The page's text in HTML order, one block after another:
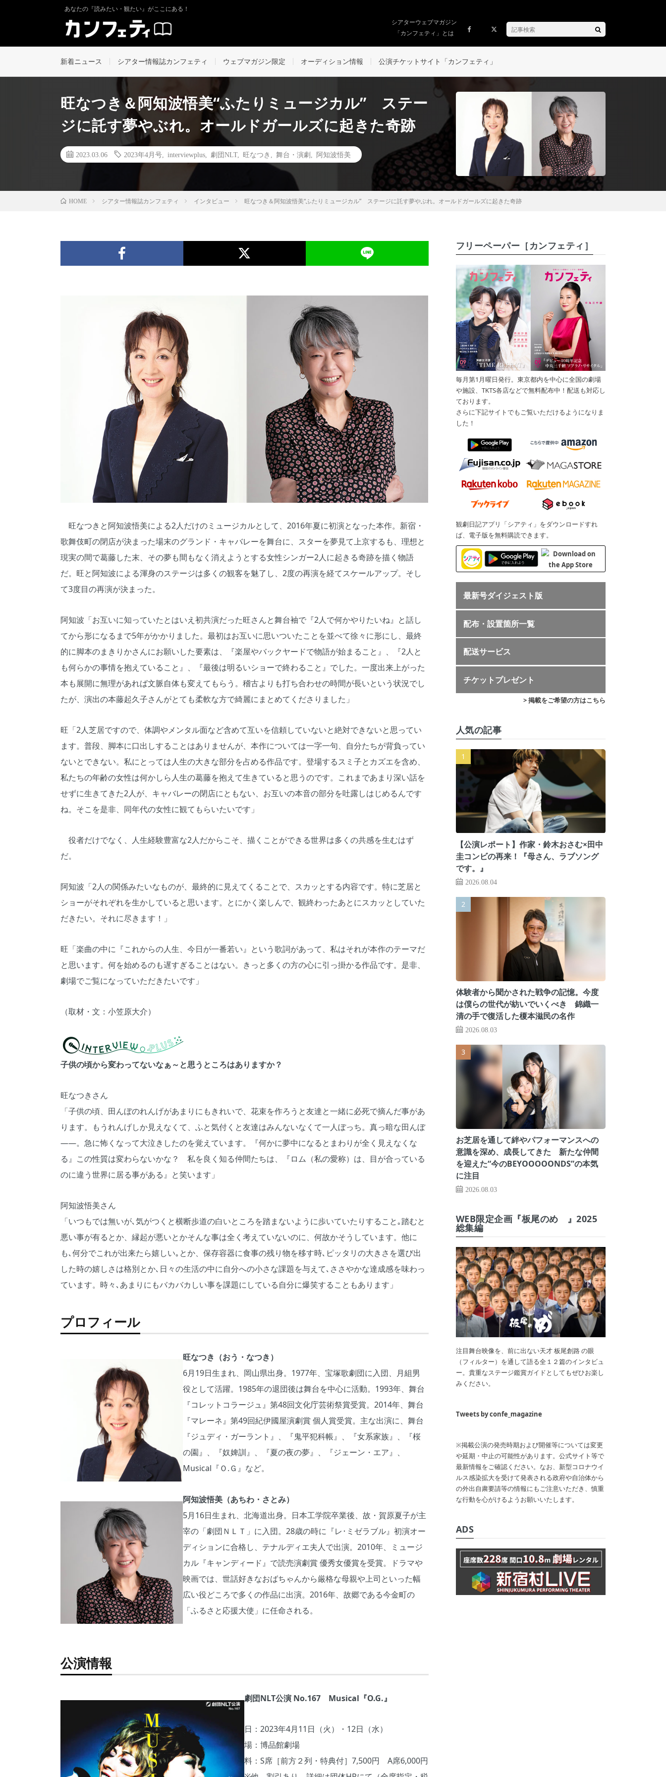
あなたの『読みたい・観たい』がここにある！
シアターウェブマガジン
「カンフェティ」とは
新着ニュース シアター情報誌カンフェティ ウェブマガジン限定 オーディション情報 公演チケットサイト「カンフェティ」
旺なつき＆阿知波悟美“ふたりミュージカル” ステー
ジに託す夢やぶれ。オールドガールズに起きた奇跡
2023.03.06 2023年4月号 interviewplus 劇団NLT, 旺なつき 舞台・演劇 阿知波悟美
HOME シアター情報誌カンフェティ インタビュー 旺なつき＆阿知波悟美“ふたりミュージカル” ステージに託す夢やぶれ。オールドガールズに起きた奇跡
旺なつきと阿知波悟美による2人だけのミュージカルとして、2016年夏に初演となった本作。新宿・
歌舞伎町の閉店が決まった場末のグランド・キャバレーを舞台に、スターを夢見て上京するも、理想と
現実の間で葛藤した末、その夢も間もなく消えようとする女性シンガー2人に起きる奇跡を描く物語
だ。旺と阿知波による渾身のステージは多くの観客を魅了し、2度の再演を経てスケールアップ。そし
て3度目の再演が決まった。
阿知波「お互いに知っていたとはいえ初共演だった旺さんと舞台袖で『2人で何かやりたいね』と話し
てから形になるまで5年がかかりました。最初はお互いに思いついたことを並べて徐々に形にし、最終
的に脚本のまきりかさんにお願いした要素は、『楽屋やバックヤードで物語が始まること』、『2人と
も何らかの事情を抱えていること』、『最後は明るいショーで終わること』でした。一度出来上がった
本も展開に無理があれば文脈自体も変えてもらう。稽古よりも打ち合わせの時間が長いという状況でし
たが、演出の本藤起久子さんがとても柔軟な方で綺麗にまとめてくださりました」
旺「2人芝居ですので、体調やメンタル面など含めて互いを信頼していないと絶対できないと思ってい
ます。普段、脚本に口出しすることはありませんが、本作については一字一句、自分たちが背負ってい
ないとできない。私にとっては人生の大きな部分を占める作品です。登場するスミ子とカズエを含め、
私たちの年齢の女性は何かしら人生の葛藤を抱えて生きていると思うのです。これまであまり深い話を
せずに生きてきた2人が、キャバレーの閉店にともない、お互いの本音の部分を吐露しはじめるんです
ね。そこを是非、同年代の女性に観てもらいたいです」
役者だけでなく、人生経験豊富な2人だからこそ、描くことができる世界は多くの共感を生むはず
だ。
阿知波「2人の関係みたいなものが、最終的に見えてくることで、スカッとする内容です。特に芝居と
ショーがそれぞれを生かしていると思います。とにかく楽しんで、観終わったあとにスカッとしていた
だきたい。それに尽きます！」
旺「楽曲の中に『これからの人生、今日が一番若い』という歌詞があって、私はそれが本作のテーマだ
と思います。何を始めるのも遅すぎることはない。きっと多くの方の心に引っ掛かる作品です。是非、
劇場でご覧になっていただきたいです」
（取材・文：小笠原大介）
子供の頃から変わってないなぁ～と思うところはありますか？
旺なつきさん
「子供の頃、田んぼのれんげがあまりにもきれいで、花束を作ろうと友達と一緒に必死で摘んだ事があ
ります。もうれんげしか見えなくて、ふと気付くと友達はみんないなくて一人ぼっち。真っ暗な田んぼ
――。急に怖くなって大泣きしたのを覚えています。『何かに夢中になるとまわりが全く見えなくな
る』この性質は変わらないかな？ 私を良く知る仲間たちは、『ロム（私の愛称）は、目が合っている
のに違う世界に居る事がある』と笑います」
阿知波悟美さん
「いつもでは無いが､気がつくと横断歩道の白いところを踏まないように歩いていたりすること｡踏むと
悪い事が有るとか、縁起が悪いとかそんな事は全く考えていないのに、何故かそうしています。他に
も､何分でこれが出来たら嬉しい｡とか、保存容器に食事の残り物を移す時､ピッタリの大きさを選び出
した時の嬉しさは格別とか､日々の生活の中に自分への小さな課題を与えて､ささやかな達成感を味わっ
ています。時々､あまりにもバカバカしい事を課題にしている自分に爆笑することもあります」
プロフィール
旺なつき（おう・なつき）
6月19日生まれ、岡山県出身。1977年、宝塚歌劇団に入団、月組男
役として活躍。1985年の退団後は舞台を中心に活動。1993年、舞台
『コレットコラージュ』第48回文化庁芸術祭賞受賞。2014年、舞台
『マレーネ』第49回紀伊國屋演劇賞 個人賞受賞。主な出演に、舞台
『ジュディ・ガーラント』、『鬼平犯科帳』、『女系家族』、『桜
の園』、『奴婢訓』、『夏の夜の夢』、『ジェーン・エア』、
Musical『Ｏ.Ｇ』など。
阿知波悟美（あちわ・さとみ）
5月16日生まれ、北海道出身。日本工学院卒業後、故・賀原夏子が主
宰の「劇団ＮＬＴ」に入団。28歳の時に『レ･ミゼラブル』初演オー
ディションに合格し、テナルディエ夫人で出演。2010年、ミュージ
カル『キャンディード』で読売演劇賞 優秀女優賞を受賞。ドラマや
映画では、世話好きなおばちゃんから厳格な母親や上司といった幅
広い役どころで多くの作品に出演。2016年、故郷である今金町の
「ふるさと応援大使」に任命される。
公演情報
劇団NLT公演 No.167 Musical『O.G.』
日：2023年4月11日（火）・12日（水）
場：博品館劇場
料：S席［前方２列・特典付］7,500円 A席6,000円
フリーペーパー［カンフェティ］
毎月第1月曜日発行。東京都内を中心に全国の劇場
や施設、TKTS各店などで無料配布中！配送も対応し
ております。
さらに下記サイトでもご覧いただけるようになりま
した！
観劇日記アプリ「シアティ」をダウンロードすれ
ば、電子版を無料購読できます。
最新号ダイジェスト版
配布・設置箇所一覧
配送サービス
チケットプレゼント
> 掲載をご希望の方はこちら
人気の記事
【公演レポート】作家・鈴木おさむ×田中
圭コンビの再来！『母さん、ラブソング
です。』
2026.08.04
体験者から聞かされた戦争の記憶。今度
は僕らの世代が紡いでいくべき 錦織一
清の手で復活した榎本滋民の名作
2026.08.03
お芝居を通して絆やパフォーマンスへの
意識を深め、成長してきた 新たな仲間
を迎えた“今のBEYOOOOONDS”の本気
に注目
2026.08.03
WEB限定企画『板尾のめ゙』2025
総集編
注目舞台映像を、前に出ない天才 板尾創路 の眼
（フィルター）を通して語る全１２篇のインタビュ
ー。貴重なステージ鑑賞ガイドとしてもぜひお楽し
みください。
Tweets by confe_magazine
※掲載公演の発売時期および開催等については変更
や延期・中止の可能性があります。公式サイト等で
最新情報をご確認ください。なお、新型コロナウイ
ルス感染拡大を受けて発表される政府や自治体から
の外出自粛要請等の情報にもご注意いただき、慎重
な行動を心がけるようお願いいたします。
ADS